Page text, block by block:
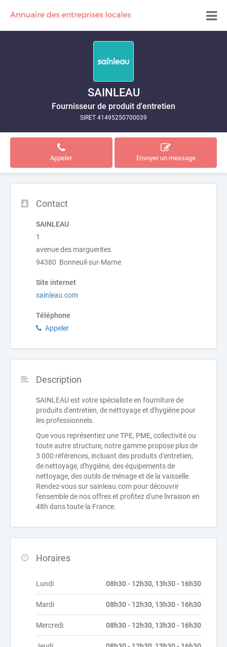
SAINLEAU
Fournisseur de produit d'entretien
SIRET 41495250700039
Appeler Envoyer un message
Contact
SAINLEAU
1
avenue des marguerites
94380 Bonneuil-sur-Marne
Site internet
sainleau.com
Téléphone
Appeler
Description
SAINLEAU est votre spécialiste en fourniture de
produits d'entretien, de nettoyage et d'hygiène pour
les professionnels.
Que vous représentiez une TPE, PME, collectivité ou
toute autre structure, notre gamme propose plus de
3 000 références, incluant des produits d'entretien,
de nettoyage, d'hygiène, des équipements de
nettoyage, des outils de ménage et de la vaisselle.
Rendez-vous sur sainleau.com pour découvrir
l'ensemble de nos offres et profitez d'une livraison en
48h dans toute la France.
Horaires
Lundi 08h30 - 12h30, 13h30 - 16h30
Mardi 08h30 - 12h30, 13h30 - 16h30
Mercredi 08h30 - 12h30, 13h30 - 16h30